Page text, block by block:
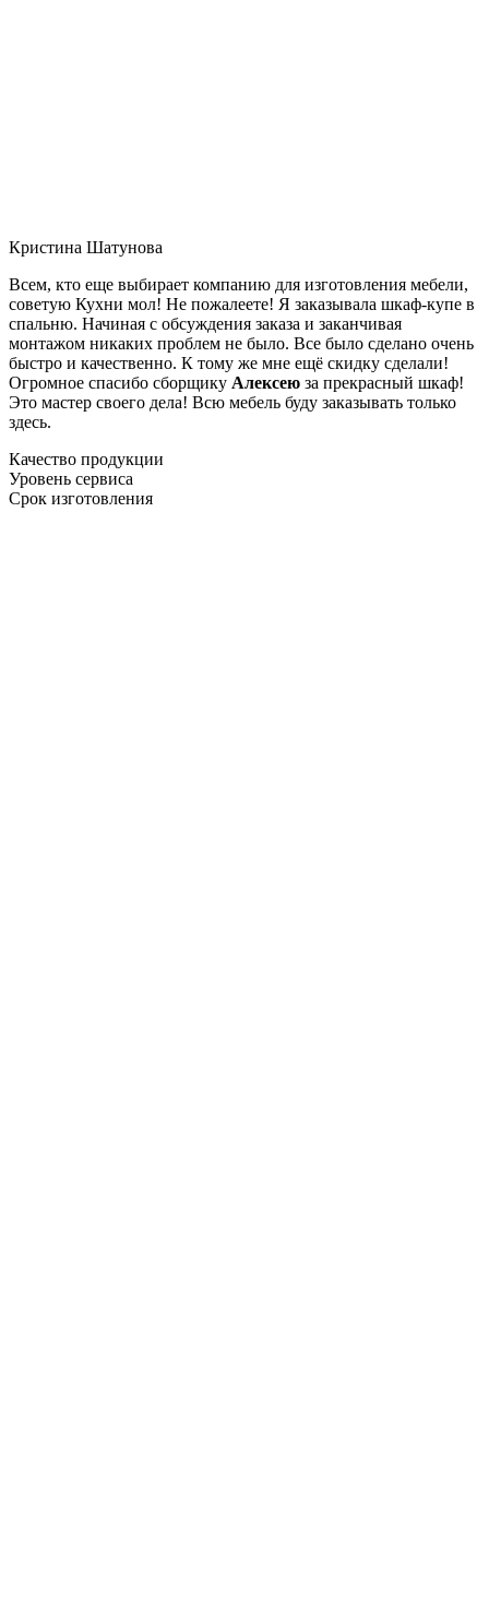
Кристина Шатунова
Всем, кто еще выбирает компанию для изготовления мебели,
советую Кухни мол! Не пожалеете! Я заказывала шкаф-купе в
спальню. Начиная с обсуждения заказа и заканчивая
монтажом никаких проблем не было. Все было сделано очень
быстро и качественно. К тому же мне ещё скидку сделали!
Огромное спасибо сборщику Алексею за прекрасный шкаф!
Это мастер своего дела! Всю мебель буду заказывать только
здесь.
Качество продукции
Уровень сервиса
Срок изготовления